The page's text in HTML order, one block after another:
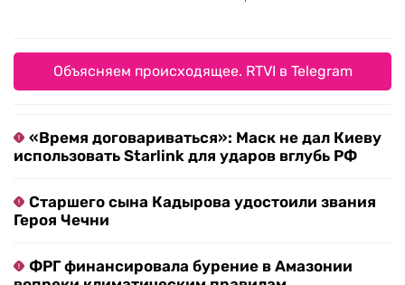
Объясняем происходящее. RTVI в Telegram
«Время договариваться»: Маск не дал Киеву
использовать Starlink для ударов вглубь РФ
Старшего сына Кадырова удостоили звания
Героя Чечни
ФРГ финансировала бурение в Амазонии